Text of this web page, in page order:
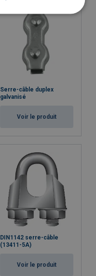
Serre-câble duplex
galvanisé
Voir le produit
DIN1142 serre-câble
(13411-5A)
Voir le produit